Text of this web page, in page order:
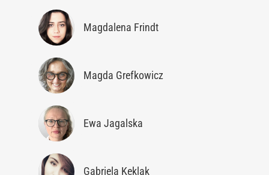
Magdalena Frindt
Magda Grefkowicz
Ewa Jagalska
Gabriela Keklak